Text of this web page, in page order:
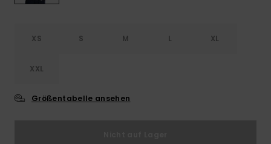
XS S M L XL
XXL
Größentabelle ansehen